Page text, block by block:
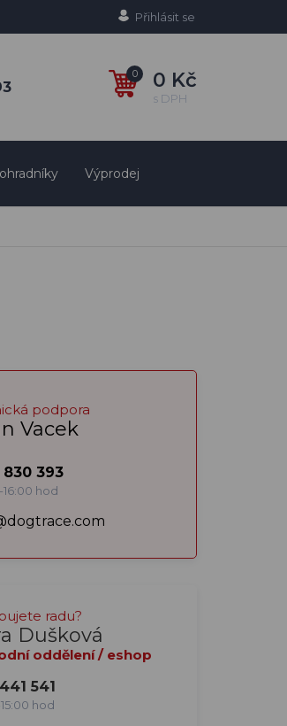
Přihlásit se
0 0 Kč
s DPH
Výprodej
podpora
Vacek
830 393
hod
radu?
Dušková
oddělení / eshop
541
hod